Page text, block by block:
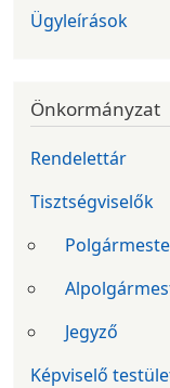
Ügyleírások
Önkormányzat
Rendelettár
Tisztségviselők
Jegyző
Képviselő